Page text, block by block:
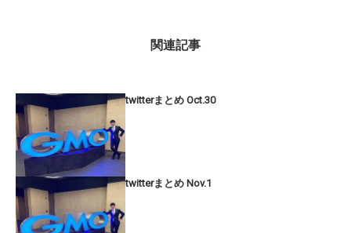
関連記事
twitterまとめ Oct.30
twitterまとめ Nov.1